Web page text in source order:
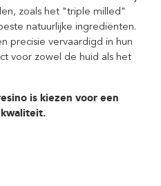
zoals het "triple milled"
natuurlijke ingrediënten.
precisie vervaardigd in hun
voor zowel de huid als het
is kiezen voor een